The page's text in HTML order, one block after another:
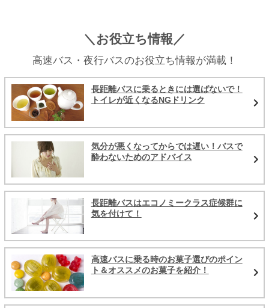
＼お役立ち情報／
高速バス・夜行バスのお役立ち情報が満載！
長距離バスに乗るときには選ばないで！
トイレが近くなるNGドリンク
気分が悪くなってからでは遅い！バスで
酔わないためのアドバイス
長距離バスはエコノミークラス症候群に
気を付けて！
高速バスに乗る時のお菓子選びのポイン
ト＆オススメのお菓子を紹介！